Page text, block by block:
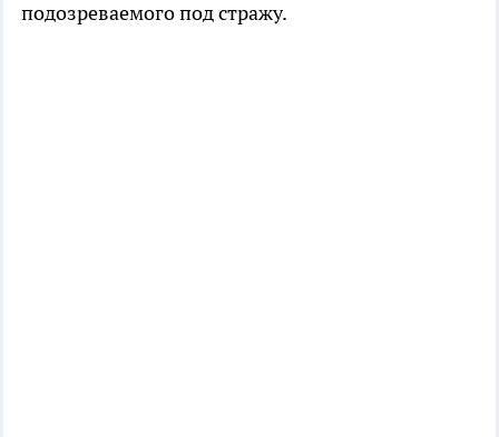
подозреваемого под стражу.